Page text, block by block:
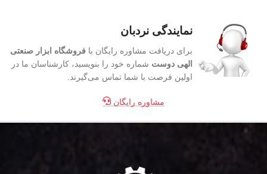
نمایندگی نردبان
برای دریافت مشاوره رایگان با فروشگاه ابزار صنعتی
الهی دوست شماره خود را بنویسید، کارشناسان ما در
اولین فرصت با شما تماس می‌گیرند.
مشاوره رایگان